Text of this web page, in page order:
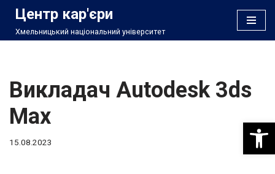
Перейти
Центр кар'єри
Хмельницький національний університет
Викладач Autodesk 3ds
Max
15.08.2023